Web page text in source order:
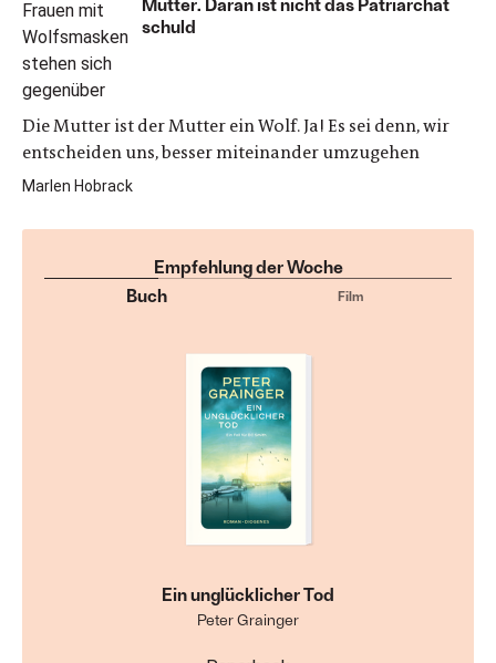
schuld
Die Mutter ist der Mutter ein Wolf. Ja! Es sei denn, wir
entscheiden uns, besser miteinander umzugehen
Marlen Hobrack
Empfehlung der Woche
Buch
Film
Ein unglücklicher Tod
Peter Grainger